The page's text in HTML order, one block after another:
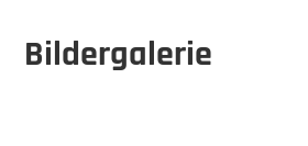
Bildergalerie